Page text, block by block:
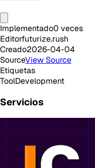
Implementado0 veces
Editorfuturize.rush
Creado2026-04-04
SourceView Source
Etiquetas
ToolDevelopment
Servicios